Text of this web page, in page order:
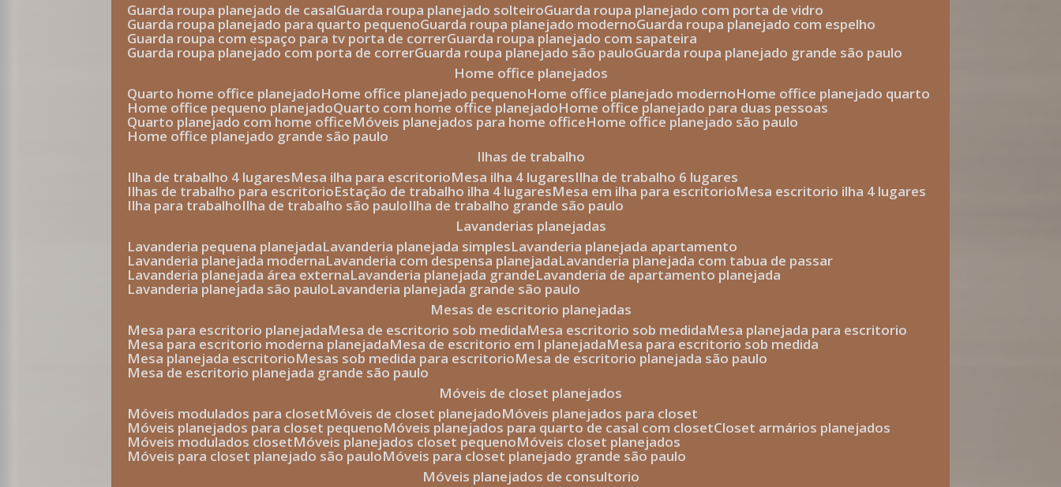
guarda roupa planejado de casal
guarda roupa planejado solteiro guarda roupa planejado com porta de vidro
guarda roupa planejado para quarto pequeno guarda roupa planejado moderno guarda roupa planejado com espelho
guarda roupa com espaço para tv porta de correr guarda roupa planejado com sapateira
guarda roupa planejado com porta de correr guarda roupa planejado são paulo
guarda roupa planejado grande são paulo
home office planejados
quarto home office planejado
home office planejado pequeno home office planejado moderno home office planejado quarto
home office pequeno planejado quarto com home office planejado home office planejado para duas pessoas
quarto planejado com home office móveis planejados para home office home office planejado são paulo
home office planejado grande são paulo
ilhas de trabalho
ilha de trabalho 4 lugares
mesa ilha para escritorio mesa ilha 4 lugares ilha de trabalho 6 lugares
ilhas de trabalho para escritorio estação de trabalho ilha 4 lugares mesa em ilha para escritorio mesa escritorio ilha 4 lugares
ilha para trabalho ilha de trabalho são paulo ilha de trabalho grande são paulo
lavanderias planejadas
lavanderia pequena planejada lavanderia planejada simples lavanderia planejada apartamento
lavanderia planejada moderna lavanderia com despensa planejada lavanderia planejada com tabua de passar
lavanderia planejada área externa lavanderia planejada grande lavanderia de apartamento planejada
lavanderia planejada são paulo lavanderia planejada grande são paulo
mesas de escritorio planejadas
mesa para escritorio planejada
mesa de escritorio sob medida mesa escritorio sob medida mesa planejada para escritorio
mesa para escritorio moderna planejada mesa de escritorio em l planejada mesa para escritorio sob medida
mesa planejada escritorio mesas sob medida para escritorio mesa de escritorio planejada são paulo
mesa de escritorio planejada grande são paulo
móveis de closet planejados
móveis modulados para closet
móveis de closet planejado móveis planejados para closet
móveis planejados para closet pequeno móveis planejados para quarto de casal com closet closet armários planejados
móveis modulados closet móveis planejados closet pequeno móveis closet planejados
móveis para closet planejado são paulo
móveis para closet planejado grande são paulo
móveis planejados de consultorio